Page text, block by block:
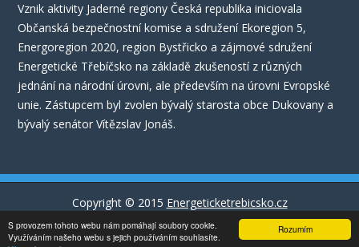
Rozumím
S provozem tohoto webu nám pomáhají soubory cookie.
Využíváním našeho webu s jejich používáním souhlasíte.
Vznik aktivity Jaderné regiony Česká republika iniciovala
Občanská bezpečnostní komise a sdružení Ekoregion 5,
Energoregion 2020, region Bystřicko a zájmové sdružení
Energetické Třebíčsko na základě zkušeností z různých
jednání na národní úrovni, ale především na úrovni Evropské
unie. Zástupcem byl zvolen bývalý starosta obce Dukovany a
bývalý senátor Vítězslav Jonáš.
Copyright © 2015 Energeticketrebicsko.cz
Vyrobila a spravuje firma